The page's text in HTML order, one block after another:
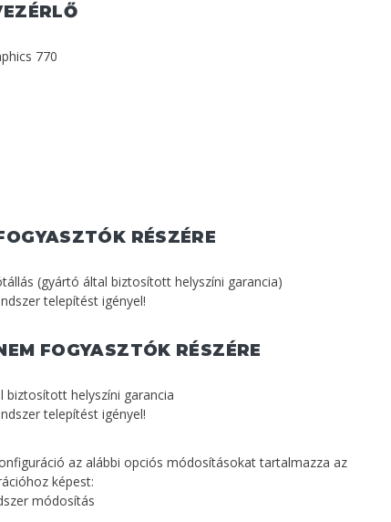
770
RÉSZÉRE
(gyártó által biztosított helyszíni garancia)
telepítést igényel!
FOGYASZTÓK RÉSZÉRE
biztosított helyszíni garancia
telepítést igényel!
az alábbi opciós módosításokat tartalmazza az
képest:
módosítás